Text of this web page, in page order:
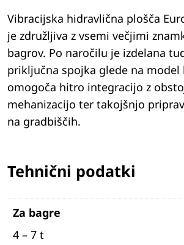
Vibracijska hidravlična plošča
je združljiva z vsemi večjimi
bagrov. Po naročilu je izdelana
priključna spojka glede na model
omogoča hitro integracijo z
mehanizacijo ter takojšnjo
na gradbiščih.
Tehnični podatki
Za bagre
4 – 7 t